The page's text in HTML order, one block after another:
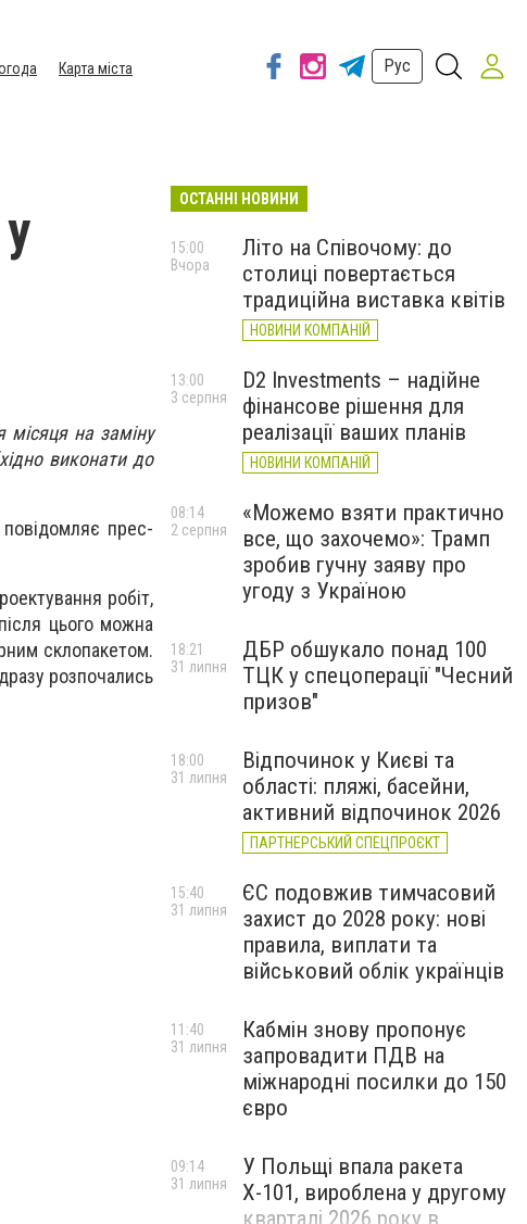
Карта міста
Рус
на заміну
виконати до
прес-
робіт,
цього можна
склопакетом.
розпочались
ОСТАННІ НОВИНИ
Літо на Співочому: до
столиці повертається
традиційна виставка квітів
НОВИНИ КОМПАНІЙ
15:00
Вчора
D2 Investments – надійне
фінансове рішення для
реалізації ваших планів
НОВИНИ КОМПАНІЙ
13:00
3 серпня
«Можемо взяти практично
все, що захочемо»: Трамп
зробив гучну заяву про
угоду з Україною
08:14
2 серпня
ДБР обшукало понад 100
ТЦК у спецоперації "Чесний
призов"
18:21
31 липня
Відпочинок у Києві та
області: пляжі, басейни,
активний відпочинок 2026
ПАРТНЕРСЬКИЙ СПЕЦПРОЄКТ
18:00
31 липня
ЄС подовжив тимчасовий
захист до 2028 року: нові
правила, виплати та
військовий облік українців
15:40
31 липня
Кабмін знову пропонує
запровадити ПДВ на
міжнародні посилки до 150
євро
11:40
31 липня
У Польщі впала ракета
Х-101, вироблена у другому
кварталі 2026 року в
09:14
31 липня